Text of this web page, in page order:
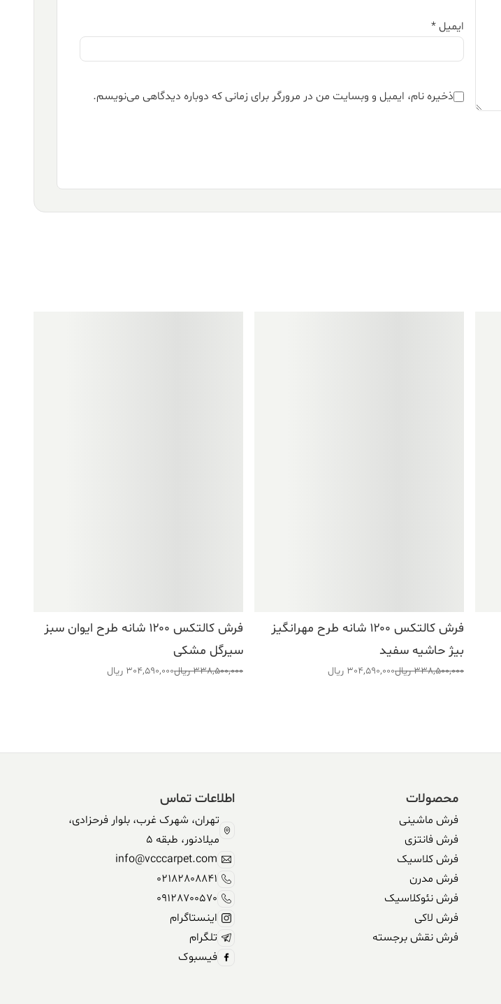
ایمیل *
ذخیره نام، ایمیل و وبسایت من در مرورگر برای زمانی که دوباره دیدگاهی می‌نویسم.
فرش کالتکس ۱۲۰۰ شانه طرح مهرانگیز
بیژ حاشیه سفید
338,500,000 ریال
قیمت
304,590,000 ریال
قیمت
فرش کالتکس ۱۲۰۰ شانه طرح ایوان سبز
سیرگل مشکی
338,500,000 ریال
قیمت
304,590,000 ریال
قیمت
محصولات
فرش ماشینی
فرش فانتزی
فرش کلاسیک
فرش مدرن
فرش نئوکلاسیک
فرش لاکی
فرش نقش برجسته
اطلاعات تماس
تهران، شهرک غرب، بلوار فرحزادی،
میلادنور، طبقه 5
info@vcccarpet.com
02182808841
09128700570
اینستاگرام
تلگرام
فیسبوک